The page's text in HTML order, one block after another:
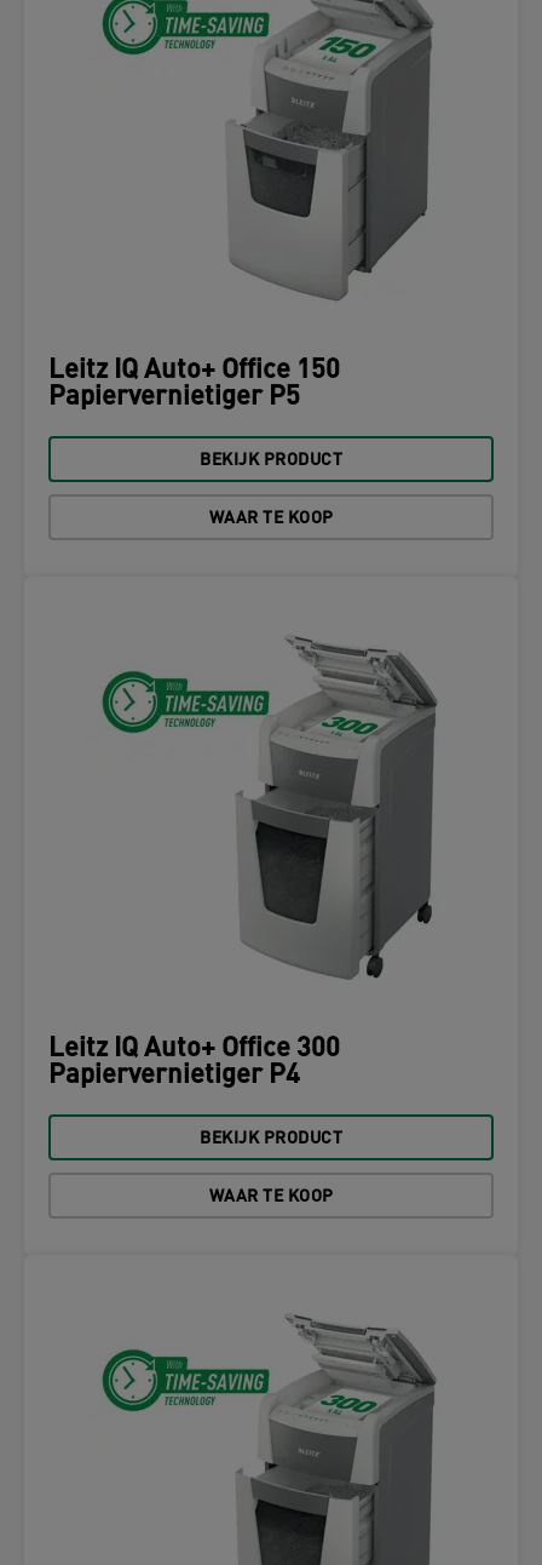
Leitz IQ Auto+ Office 150
Papiervernietiger P5
BEKIJK PRODUCT
WAAR TE KOOP
Leitz IQ Auto+ Office 300
Papiervernietiger P4
BEKIJK PRODUCT
WAAR TE KOOP